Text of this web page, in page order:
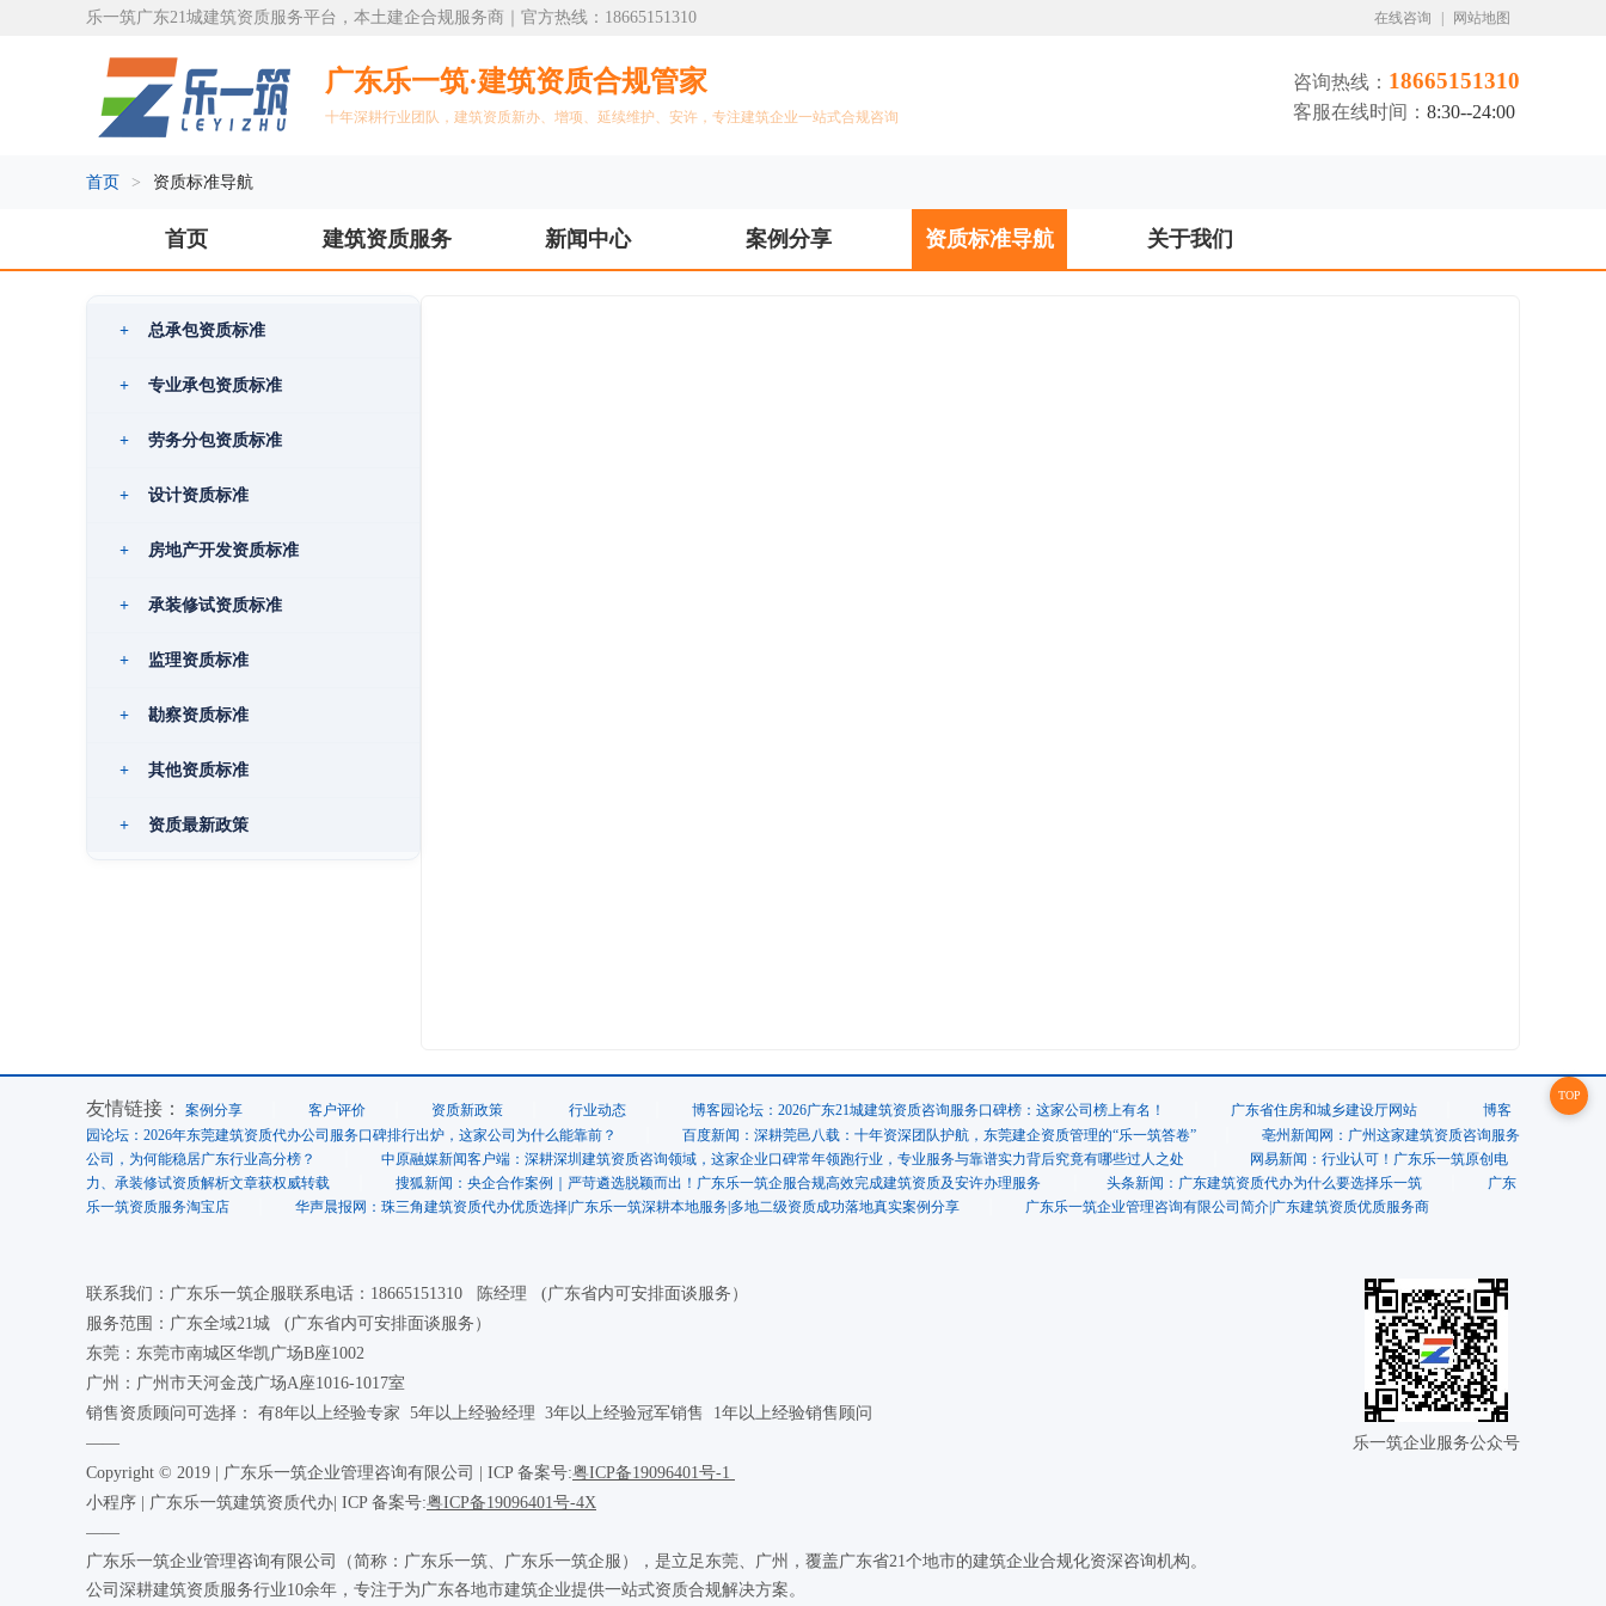
乐一筑广东21城建筑资质服务平台，本土建企合规服务商｜官方热线：18665151310 在线咨询 网站地图
广东乐一筑·建筑资质合规管家
十年深耕行业团队，建筑资质新办、增项、延续维护、安许，专注建筑企业一站式合规咨询
咨询热线： 18665151310
客服在线时间： 8:30--24:00
首页 > 资质标准导航
首页 建筑资质服务 新闻中心 案例分享 资质标准导航 关于我们
+ 总承包资质标准
+ 专业承包资质标准
+ 劳务分包资质标准
+ 设计资质标准
+ 房地产开发资质标准
+ 承装修试资质标准
+ 监理资质标准
+ 勘察资质标准
+ 其他资质标准
+ 资质最新政策
友情链接： 案例分享 客户评价 资质新政策 行业动态 博客园论坛：2026广东21城建筑资质咨询服务口碑榜：这家公司榜上有名！ 广东省住房和城乡建设厅网站
博客
园论坛：2026年东莞建筑资质代办公司服务口碑排行出炉，这家公司为什么能靠前？
百度新闻：深耕莞邑八载：十年资深团队护航，东莞建企资质管理的“乐一筑答卷”
亳州新闻网：广州这家建筑资质咨询服务
公司，为何能稳居广东行业高分榜？
中原融媒新闻客户端：深耕深圳建筑资质咨询领域，这家企业口碑常年领跑行业，专业服务与靠谱实力背后究竟有哪些过人之处
网易新闻：行业认可！广东乐一筑原创电
力、承装修试资质解析文章获权威转载
搜狐新闻：央企合作案例｜严苛遴选脱颖而出！广东乐一筑企服合规高效完成建筑资质及安许办理服务 头条新闻：广东建筑资质代办为什么要选择乐一筑
广东
乐一筑资质服务淘宝店
华声晨报网：珠三角建筑资质代办优质选择|广东乐一筑深耕本地服务|多地二级资质成功落地真实案例分享 广东乐一筑企业管理咨询有限公司简介|广东建筑资质优质服务商
乐一筑企业服务公众号
联系我们：广东乐一筑企服联系电话：18665151310 陈经理 (广东省内可安排面谈服务）
服务范围：广东全域21城 (广东省内可安排面谈服务）
东莞：东莞市南城区华凯广场B座1002
广州：广州市天河金茂广场A座1016-1017室
销售资质顾问可选择： 有8年以上经验专家 5年以上经验经理 3年以上经验冠军销售 1年以上经验销售顾问
——
Copyright © 2019 | 广东乐一筑企业管理咨询有限公司 | ICP 备案号:粤ICP备19096401号-1
小程序 | 广东乐一筑建筑资质代办| ICP 备案号:粤ICP备19096401号-4X
——
广东乐一筑企业管理咨询有限公司（简称：广东乐一筑、广东乐一筑企服），是立足东莞、广州，覆盖广东省21个地市的建筑企业合规化资深咨询机构。
公司深耕建筑资质服务行业10余年，专注于为广东各地市建筑企业提供一站式资质合规解决方案。
TOP